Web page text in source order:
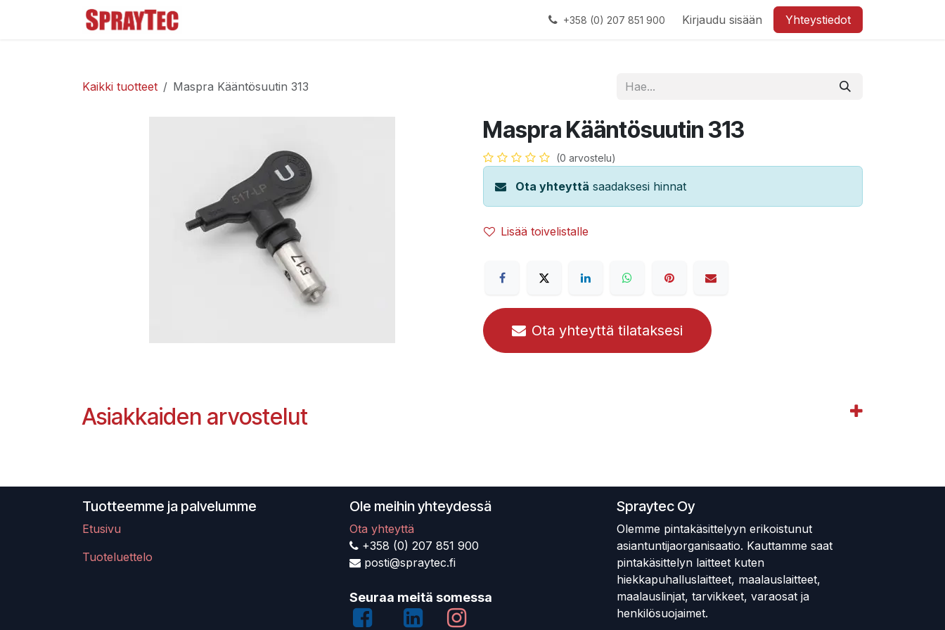
+358 (0) 207 851 900 Kirjaudu sisään Yhteystiedot
Kaikki tuotteet Maspra Kääntösuutin 313
Maspra Kääntösuutin 313
(0 arvostelu)
Ota yhteyttä saadaksesi hinnat
Lisää toivelistalle
Ota yhteyttä tilataksesi
Asiakkaiden arvostelut
Tuotteemme ja palvelumme
Etusivu
Tuoteluettelo
Ole meihin yhteydessä
Ota yhteyttä
+358 (0) 207 851 900
posti@spraytec.fi
Seuraa meitä somessa
Spraytec Oy
Olemme pintakäsittelyyn erikoistunut
asiantuntijaorganisaatio. Kauttamme saat
pintakäsittelyn laitteet kuten
hiekkapuhalluslaitteet, maalauslaitteet,
maalauslinjat, tarvikkeet, varaosat ja
henkilösuojaimet.